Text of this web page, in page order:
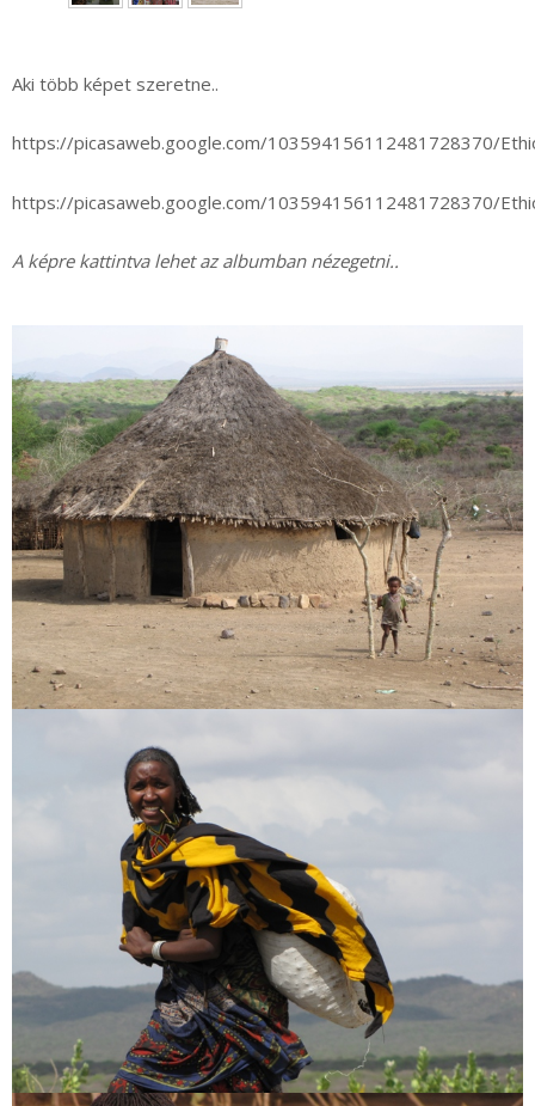
Aki több képet szeretne..
https://picasaweb.google.com/103594156112481728370/
https://picasaweb.google.com/103594156112481728370/
A képre kattintva lehet az albumban nézegetni..
Fotók Kelet Afrika [:en]Africa[:hu]Afrika[:]